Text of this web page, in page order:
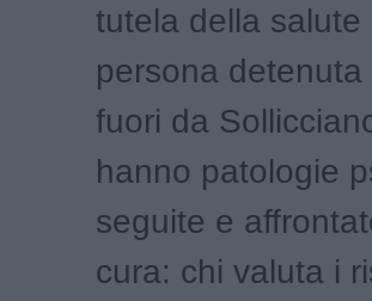
tutela della
persona
fuori da
hanno patologie
seguite e
cura: chi valuta i